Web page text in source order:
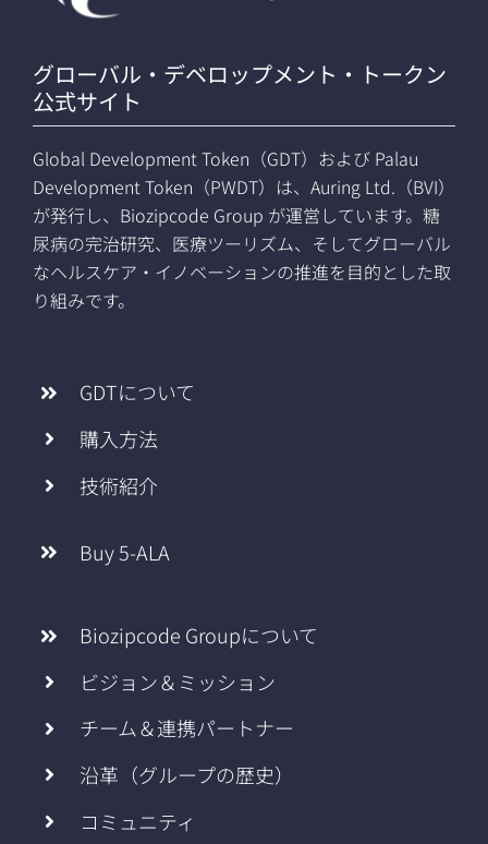
グローバル・デベロップメント・トークン
公式サイト
Global Development Token（GDT）および Palau
Development Token（PWDT）は、Auring Ltd.（BVI）
が発行し、Biozipcode Group が運営しています。糖
尿病の完治研究、医療ツーリズム、そしてグローバル
なヘルスケア・イノベーションの推進を目的とした取
り組みです。
GDTについて
購入方法
技術紹介
Buy 5-ALA
Biozipcode Groupについて
ビジョン＆ミッション
チーム＆連携パートナー
沿革（グループの歴史）
コミュニティ